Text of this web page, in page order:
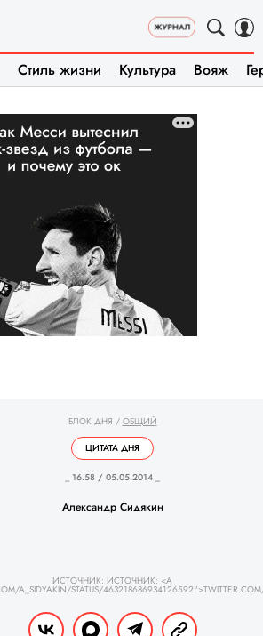
Стиль жизни Культура Вояж
БЛОК ДНЯ / ОБЩИЙ
ЦИТАТА ДНЯ
_ 16.58 / 05.05.2014 _
Александр Сидякин
ИСТОЧНИК: ИСТОЧНИК: <A
A_SIDYAKIN/STATUS/